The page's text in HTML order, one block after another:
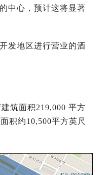
中心，预计这将显著
发地区进行营业的酒
筑面积219,000 平方
积约10,500平方英尺